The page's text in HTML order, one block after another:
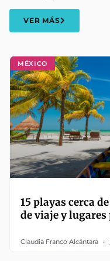
MÉXICO
15 playas cerca
de viaje y lugares
Claudia Franco Alcántara
VER MÁS